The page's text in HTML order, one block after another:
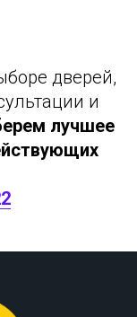
дверей,
и
лучшее